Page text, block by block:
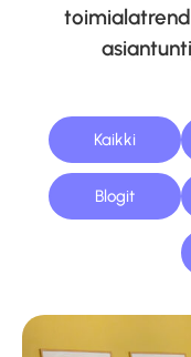
Kaikki
Blogit